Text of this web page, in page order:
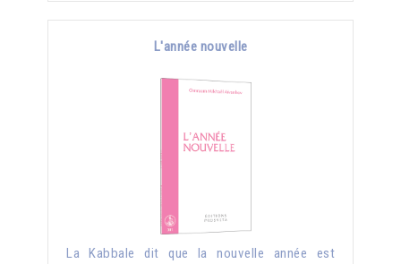
L'année nouvelle
La Kabbale dit que la nouvelle année est